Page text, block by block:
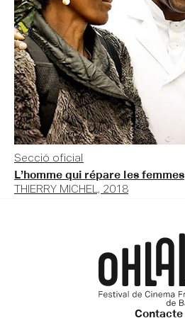
Secció oficial
L’homme qui répare les femmes
THIERRY MICHEL, 2018
Contacte